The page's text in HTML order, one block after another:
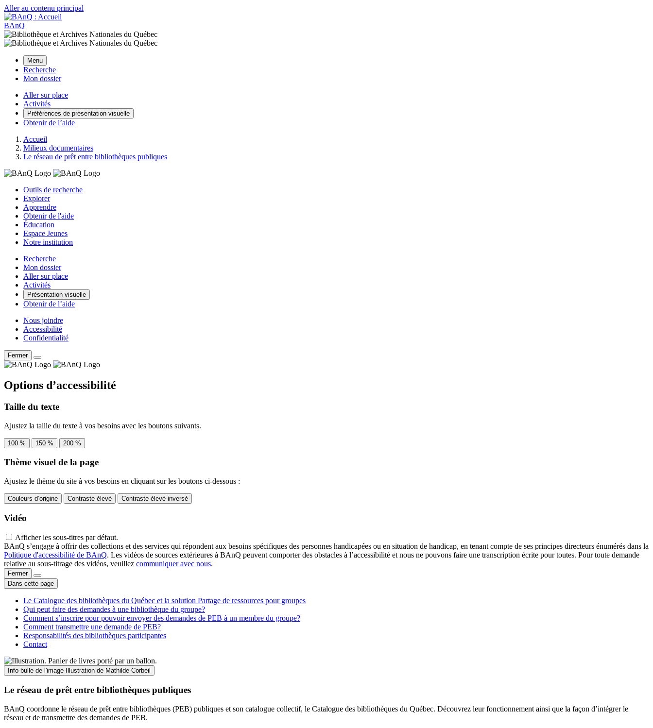
Aller au contenu principal
BAnQ
Menu
Recherche
Mon dossier
Aller sur place
Activités
Préférences de présentation visuelle
Obtenir de l’aide
Accueil
Milieux documentaires
Le réseau de prêt entre bibliothèques publiques
Outils de recherche
Explorer
Apprendre
Obtenir de l'aide
Éducation
Espace Jeunes
Notre institution
Recherche
Mon dossier
Aller sur place
Activités
Présentation visuelle
Obtenir de l’aide
Nous joindre
Accessibilité
Confidentialité
Fermer
Options d’accessibilité
Taille du texte
Ajustez la taille du texte à vos besoins avec les boutons suivants.
100 % 150 % 200 %
Thème visuel de la page
Ajustez le thème du site à vos besoins en cliquant sur les boutons ci-dessous :
Couleurs d’origine Contraste élevé Contraste élevé inversé
Vidéo
Afficher les sous-titres par défaut.
BAnQ s’engage à offrir des collections et des services qui répondent aux besoins spécifiques des personnes handicapées ou en situation de handicap, en tenant compte de ses principes directeurs énumérés dans la
Politique d'accessibilité de BAnQ. Les vidéos de sources extérieures à BAnQ peuvent comporter des obstacles à l’accessibilité et nous ne pouvons faire une transcription écrite pour toutes. Pour toute demande
relative au sous-titrage des vidéos, veuillez communiquer avec nous.
Fermer
Dans cette page
Le Catalogue des bibliothèques du Québec et la solution Partage de ressources pour groupes
Qui peut faire des demandes à une bibliothèque du groupe?
Comment s’inscrire pour pouvoir envoyer des demandes de PEB à un membre du groupe?
Comment transmettre une demande de PEB?
Responsabilités des bibliothèques participantes
Contact
Info-bulle de l'image Illustration de Mathilde Corbeil
Le réseau de prêt entre bibliothèques publiques
BAnQ coordonne le réseau de prêt entre bibliothèques (PEB) publiques et son catalogue collectif, le Catalogue des bibliothèques du Québec. Découvrez leur fonctionnement ainsi que la façon d’intégrer le
réseau et de transmettre des demandes de PEB.